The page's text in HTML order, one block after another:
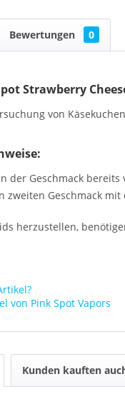
Bewertungen 0
Strawberry
von
der Geschmack
zweiten Geschmack
herzustellen,
von Pink Spot Vapors
Kunden kauften